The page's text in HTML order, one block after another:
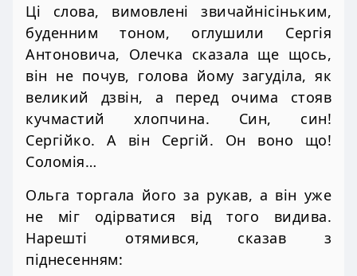
Ці слова, вимовлені звичайнісіньким,
буденним тоном, оглушили Сергія
Антоновича, Олечка сказала ще щось,
він не почув, голова йому загуділа, як
великий дзвін, а перед очима стояв
кучмастий хлопчина. Син, син!
Сергійко. А він Сергій. Он воно що!
Соломія…
Ольга торгала його за рукав, а він уже
не міг одірватися від того видива.
Нарешті отямився, сказав з
піднесенням: